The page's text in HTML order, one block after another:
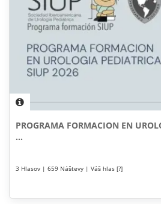
PROGRAMA FORMACION EN
...
3 Hlasov | 659 Náštevy | Váš hlas [?]